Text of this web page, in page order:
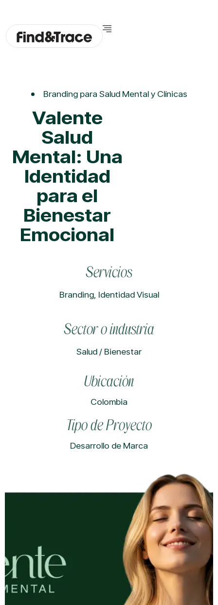
Branding para Salud Mental y Clínicas
Valente
Salud
Mental: Una
Identidad
para el
Bienestar
Emocional
Servicios
Branding, Identidad Visual
Sector o industria
Salud / Bienestar
Ubicación
Colombia
Tipo de Proyecto
Desarrollo de Marca